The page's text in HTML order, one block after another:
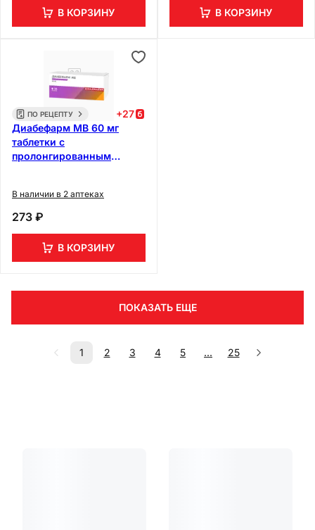
В КОРЗИНУ В КОРЗИНУ
ПО РЕЦЕПТУ +27
Диабефарм МВ 60 мг
таблетки с
пролонгированным
В наличии в 2 аптеках
273 ₽
В КОРЗИНУ
ПОКАЗАТЬ ЕЩЕ
1 2 3 4 5 ... 25